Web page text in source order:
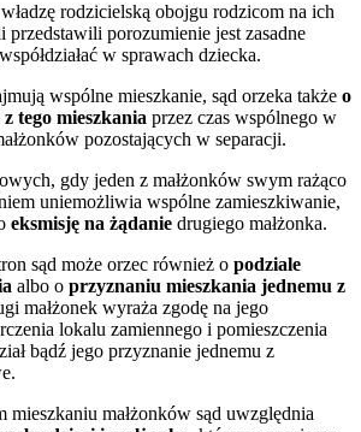
rodzicielską obojgu rodzicom na ich
porozumienie jest zasadne
w sprawach dziecka.
wspólne mieszkanie, sąd orzeka także o
tego mieszkania przez czas wspólnego w
pozostających w separacji.
gdy jeden z małżonków swym rażąco
uniemożliwia wspólne zamieszkiwanie,
eksmisję na żądanie drugiego małżonka.
sąd może orzec również o podziale
albo o przyznaniu mieszkania jednemu z
małżonek wyraża zgodę na jego
lokalu zamiennego i pomieszczenia
bądź jego przyznanie jednemu z
mieszkaniu małżonków sąd uwzględnia